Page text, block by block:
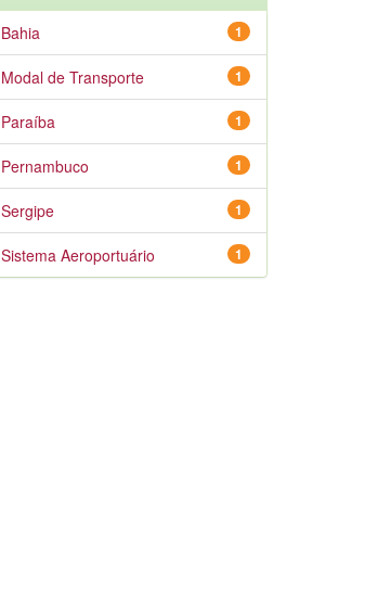
1
Bahia
1
Modal de Transporte
1
Paraíba
1
Pernambuco
1
Sergipe
1
Sistema Aeroportuário